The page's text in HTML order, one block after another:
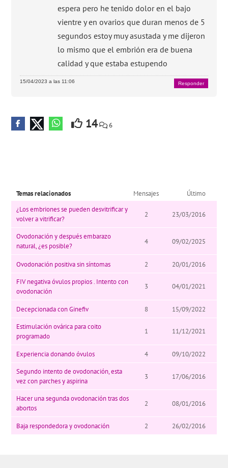
espera pero he tenido dolor en el bajo
vientre y en ovarios que duran menos de 5
segundos estoy muy asustada y me dijeron
lo mismo que el embrión era de buena
calidad y que estaba estupendo
15/04/2023 a las 11:06 Responder
14 6
Temas relacionados Mensajes
Último
¿Los embriones se pueden desvitrificar y
volver a vitrificar?
2 23/03/2016
Ovodonación y después embarazo
natural, ¿es posible?
4 09/02/2025
Ovodonación positiva sin síntomas 2
20/01/2016
FIV negativa óvulos propios . Intento con
ovodonación
3 04/01/2021
Decepcionada con Ginefiv 8
15/09/2022
Estimulación ovárica para coito
programado
1 11/12/2021
Experiencia donando óvulos 4
09/10/2022
Segundo intento de ovodonación, esta
vez con parches y aspirina
3 17/06/2016
Hacer una segunda ovodonación tras dos
abortos
2 08/01/2016
Baja respondedora y ovodonación 2 26/02/2016